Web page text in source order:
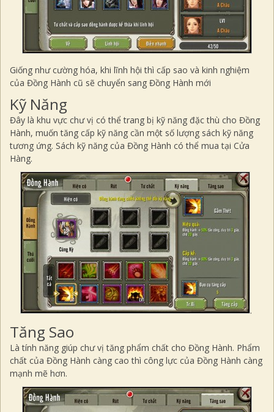
Giống như cường hóa, khi lĩnh hội thì cấp sao và kinh nghiệm
của Đồng Hành cũ sẽ chuyển sang Đồng Hành mới
Kỹ Năng
Đây là khu vực chư vị có thể trang bị kỹ năng đặc thù cho Đồng
Hành, muốn tăng cấp kỹ năng cần một số lượng sách kỹ năng
tương ứng. Sách kỹ năng của Đồng Hành có thể mua tại Cửa
Hàng.
.
Tăng Sao
Là tính năng giúp chư vị tăng phẩm chất cho Đồng Hành. Phẩm
chất của Đồng Hành càng cao thì công lực của Đồng Hành càng
mạnh mẽ hơn.